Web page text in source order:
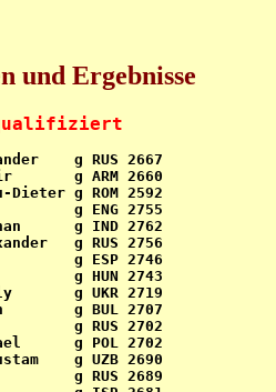
und Ergebnisse
qualifiziert
g RUS 2667
g ARM 2660
Dieter g ROM 2592
g ENG 2755
g IND 2762
g RUS 2756
g ESP 2746
g HUN 2743
g UKR 2719
g BUL 2707
g RUS 2702
g POL 2702
g UZB 2690
g RUS 2689